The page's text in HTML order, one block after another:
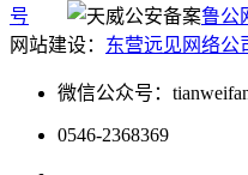
号
鲁公
网站建设： 东营远见网络公
微信公众号：
0546-2368369